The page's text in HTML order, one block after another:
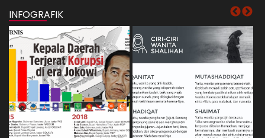
INFOGRAFIK